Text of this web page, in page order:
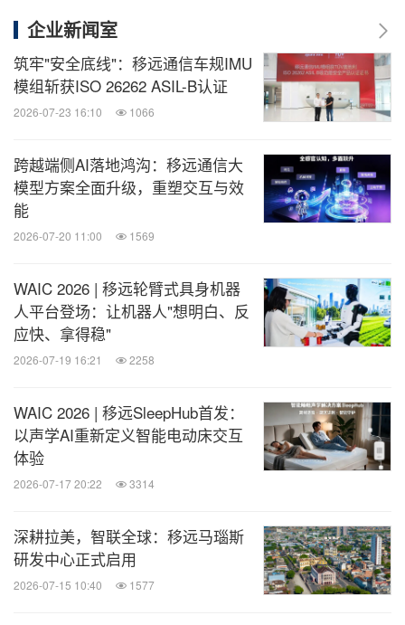
微信公众号“美通社头条”发布新鲜、有趣、重
要的企业与机构新闻，由全球领先的企业新
闻专线美通社（PR Newswire）为您呈现。
关键词：人工智能
云计算/物联网
分享到：
企业新闻室
筑牢"安全底线"：移远通信车规IMU
模组斩获ISO 26262 ASIL-B认证
2026-07-23 16:10 1066
跨越端侧AI落地鸿沟：移远通信大
模型方案全面升级，重塑交互与效
能
2026-07-20 11:00 1569
WAIC 2026 | 移远轮臂式具身机器
人平台登场：让机器人"想明白、反
应快、拿得稳"
2026-07-19 16:21 2258
WAIC 2026 | 移远SleepHub首发：
以声学AI重新定义智能电动床交互
体验
2026-07-17 20:22 3314
深耕拉美，智联全球：移远马瑙斯
研发中心正式启用
2026-07-15 10:40 1577